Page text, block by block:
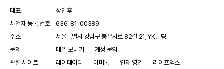
대표
장민후
사업자 등록 번호
636-81-00389
주소
서울특별시 강남구 봉은사로 82길 21, YK빌딩
문의
메일 보내기
계정 문의
관련 사이트
레어데이터 마미톡 인재 영입 라이프엑스